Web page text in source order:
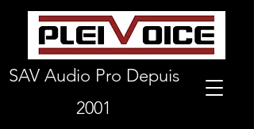
SAV Audio Pro Depuis
2001